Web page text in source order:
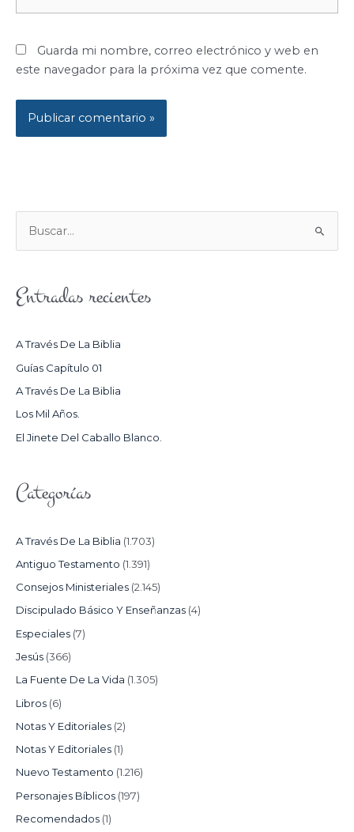
Guarda mi nombre, correo electrónico y web en
este navegador para la próxima vez que comente.
U
C
R
:
Entradas recientes
A Través De La Biblia
Guías Capítulo 01
A Través De La Biblia
Los Mil Años.
El Jinete Del Caballo Blanco.
Categorías
A Través De La Biblia (1.703)
Antiguo Testamento (1.391)
Consejos Ministeriales (2.145)
Discipulado Básico Y Enseñanzas (4)
Especiales (7)
Jesús (366)
La Fuente De La Vida (1.305)
Libros (6)
Notas Y Editoriales (2)
Notas Y Editoriales (1)
Nuevo Testamento (1.216)
Personajes Bíblicos (197)
Recomendados (1)